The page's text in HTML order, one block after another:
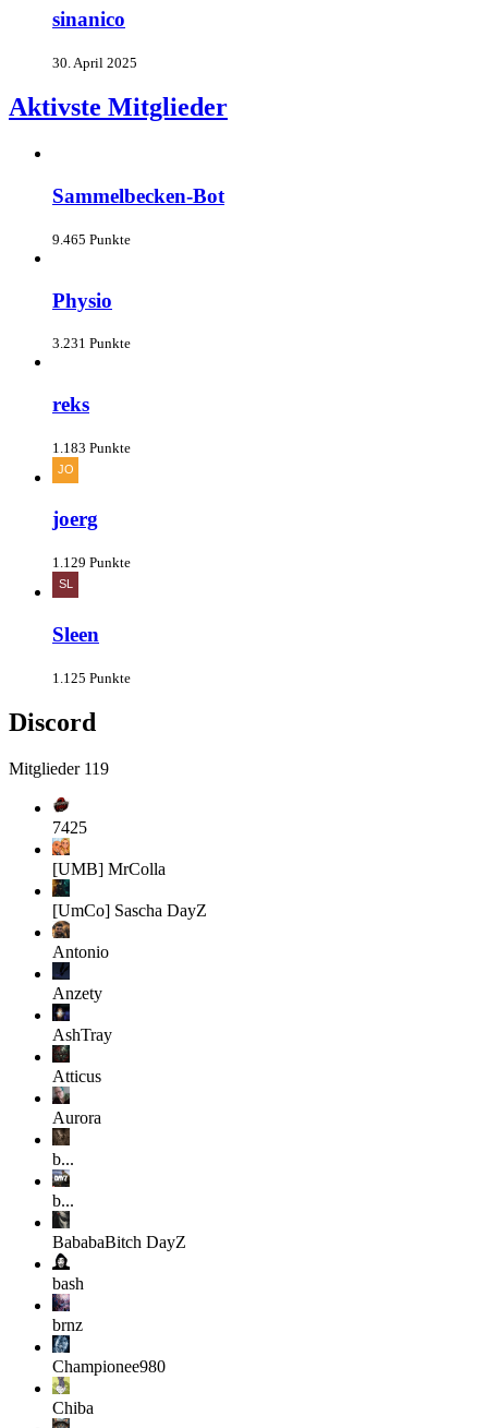
sinanico
30. April 2025
Aktivste Mitglieder
Sammelbecken-Bot
9.465 Punkte
Physio
3.231 Punkte
reks
1.183 Punkte
joerg
1.129 Punkte
Sleen
1.125 Punkte
Discord
Mitglieder 119
7425
[UMB] MrColla
[UmCo] Sascha DayZ
Antonio
Anzety
AshTray
Atticus
Aurora
b...
b...
BababaBitch DayZ
bash
brnz
Championee980
Chiba